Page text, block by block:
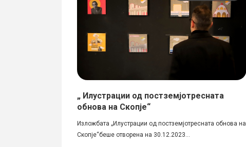
„ Илустрации од постземјотресната
обнова на Скопје“
Изложбата „Илустрации од постземјотресната обнова на
Скопје“беше отворена на 30.12.2023...